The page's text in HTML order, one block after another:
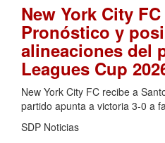
New York City
Pronóstico y
alineaciones del
Leagues Cup
New York City FC recibe a
partido apunta a victoria 3-0 a
SDP Noticias